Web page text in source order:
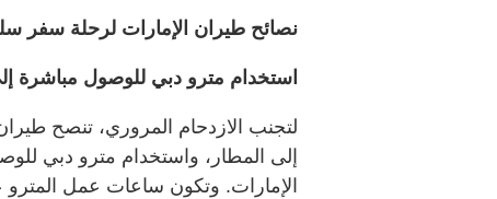
نصائح طيران الإمارات لرحلة سفر
استخدام مترو دبي للوصول مباشرة
لتجنب الازدحام المروري، تنصح
الإمارات. وتكون ساعات عمل المترو